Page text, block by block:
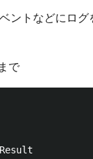
ントなどにログ
で